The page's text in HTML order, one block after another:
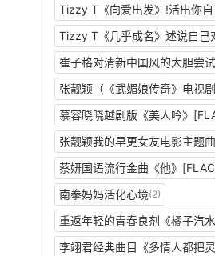
Tizzy T《向爱出发》!活出你
Tizzy T《几乎成名》述说自己
崔子格对清新中国风的大胆尝
张靓颖（《武媚娘传奇》电视
慕容晓晓越剧版《美人吟》
张靓颖我的早更女友电影主题
蔡妍国语流行金曲《他》
南拳妈妈活化心境(2)
重返年轻的青春良剂《橘子汽
李翊君经典曲目《多情人都把